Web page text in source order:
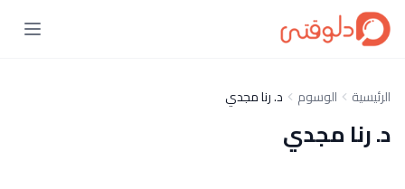
الرئيسية الوسوم د. رنا مجدي
د. رنا مجدي